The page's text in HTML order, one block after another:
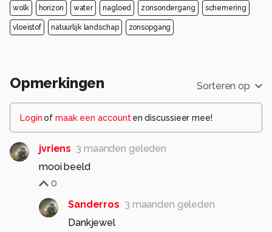
wolk horizon water nagloed zonsondergang schemering
vloeistof natuurlijk landschap zonsopgang
Opmerkingen Sorteren op
Loginof maak een account en discussieer mee!
jvriens 3 maanden geleden
mooi beeld
0
Sanderros 3 maanden geleden
Dankjewel